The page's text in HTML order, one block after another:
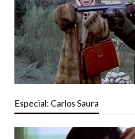
Especial: Carlos Saura